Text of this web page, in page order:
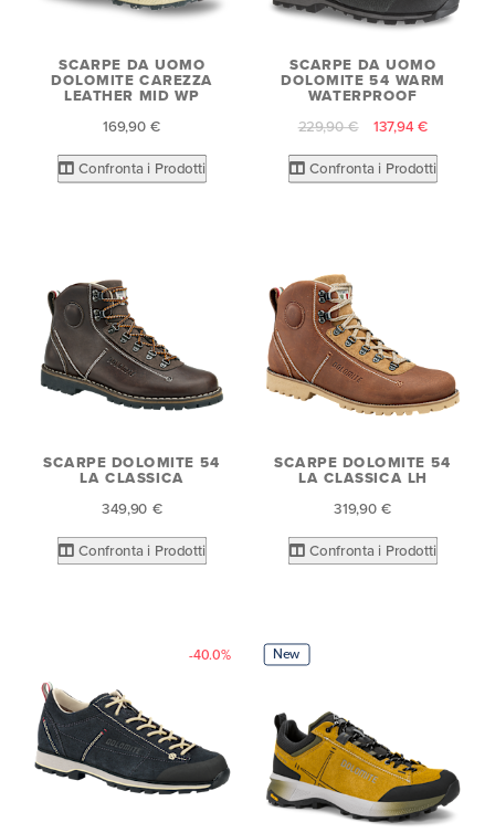
SCARPE DA UOMO
DOLOMITE CAREZZA
LEATHER MID WP
169,90 €
Confronta i Prodotti
SCARPE DA UOMO
DOLOMITE 54 WARM
WATERPROOF
229,90 € 137,94 €
Confronta i Prodotti
SCARPE DOLOMITE 54
LA CLASSICA
349,90 €
Confronta i Prodotti
SCARPE DOLOMITE 54
LA CLASSICA LH
319,90 €
Confronta i Prodotti
-40.0% New